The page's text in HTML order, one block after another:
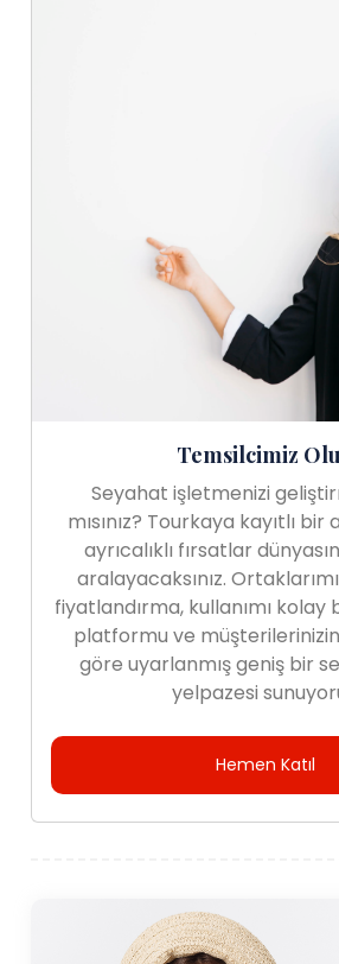
Temsilcimiz
Seyahat işletmenizi
mısınız? Tourkaya kayıtlı
ayrıcalıklı fırsatlar
aralayacaksınız.
fiyatlandırma, kullanımı
platformu ve
göre uyarlanmış geniş bir
yelpazesi
Hemen Katıl